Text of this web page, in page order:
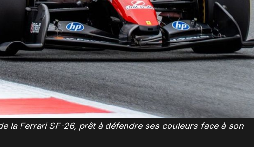
la Ferrari SF-26, prêt à défendre ses couleurs face à son